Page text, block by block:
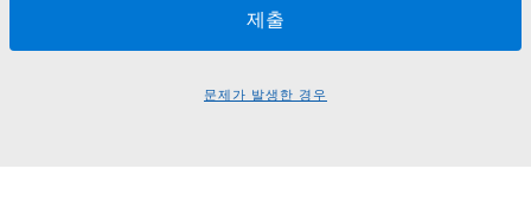
문제가 발생한 경우